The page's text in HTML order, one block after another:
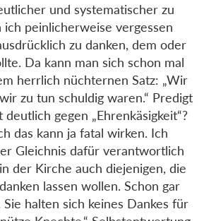
und systematischer zu
peinlicherweise vergessen
zu danken, dem oder
Da kann man sich schon mal
herrlich nüchternen Satz: „Wir
zu tun schuldig waren.“ Predigt
gegen „Ehrenkäsigkeit“?
das kann ja fatal wirken. Ich
Gleichnis dafür verantwortlich
der Kirche auch diejenigen, die
lassen wollen. Schon gar
halten sich keines Dankes für